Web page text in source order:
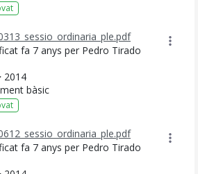
fa 7 anys per Pedro Tirado
2014
bàsic
fa 7 anys per Pedro Tirado